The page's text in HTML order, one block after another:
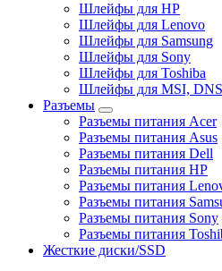
Шлейфы для HP
Шлейфы для Lenovo
Шлейфы для Samsung
Шлейфы для Sony
Шлейфы для Toshiba
Шлейфы для MSI,
Разъемы
Разъемы питания Acer
Разъемы питания Asus
Разъемы питания Dell
Разъемы питания HP
Разъемы питания
Разъемы питания
Разъемы питания Sony
Разъемы питания
Жесткие диски/SSD